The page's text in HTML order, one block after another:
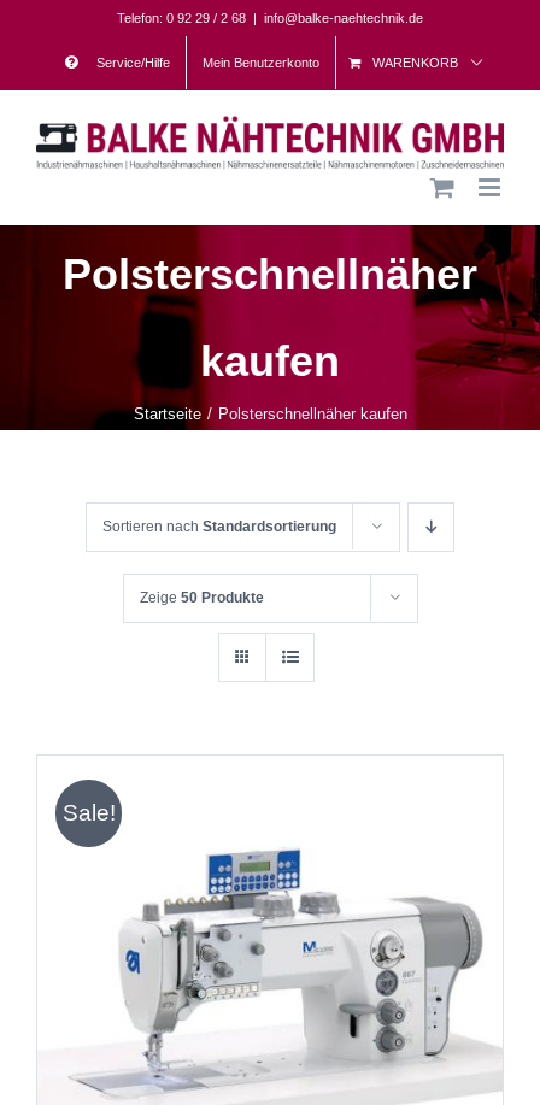
content
Telefon: 0 92 29 / 2 68 | info@balke-naehtechnik.de
Service/Hilfe Mein Benutzerkonto WARENKORB
Polsterschnellnäher
kaufen
Startseite Polsterschnellnäher kaufen
Sortieren nach Standardsortierung
Zeige 50 Produkte
Sale!
IN DEN WARENKORB DETAILS